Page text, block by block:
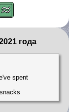
года
spent